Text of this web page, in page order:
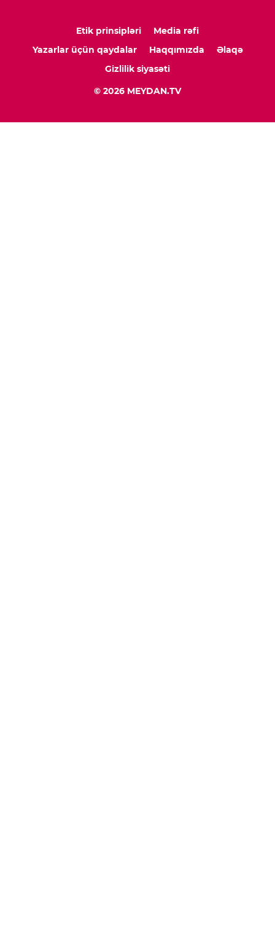
Etik prinsipləri
Media rəfi
Yazarlar üçün qaydalar
Haqqımızda
Əlaqə
Gizlilik siyasəti
© 2026 MEYDAN.TV